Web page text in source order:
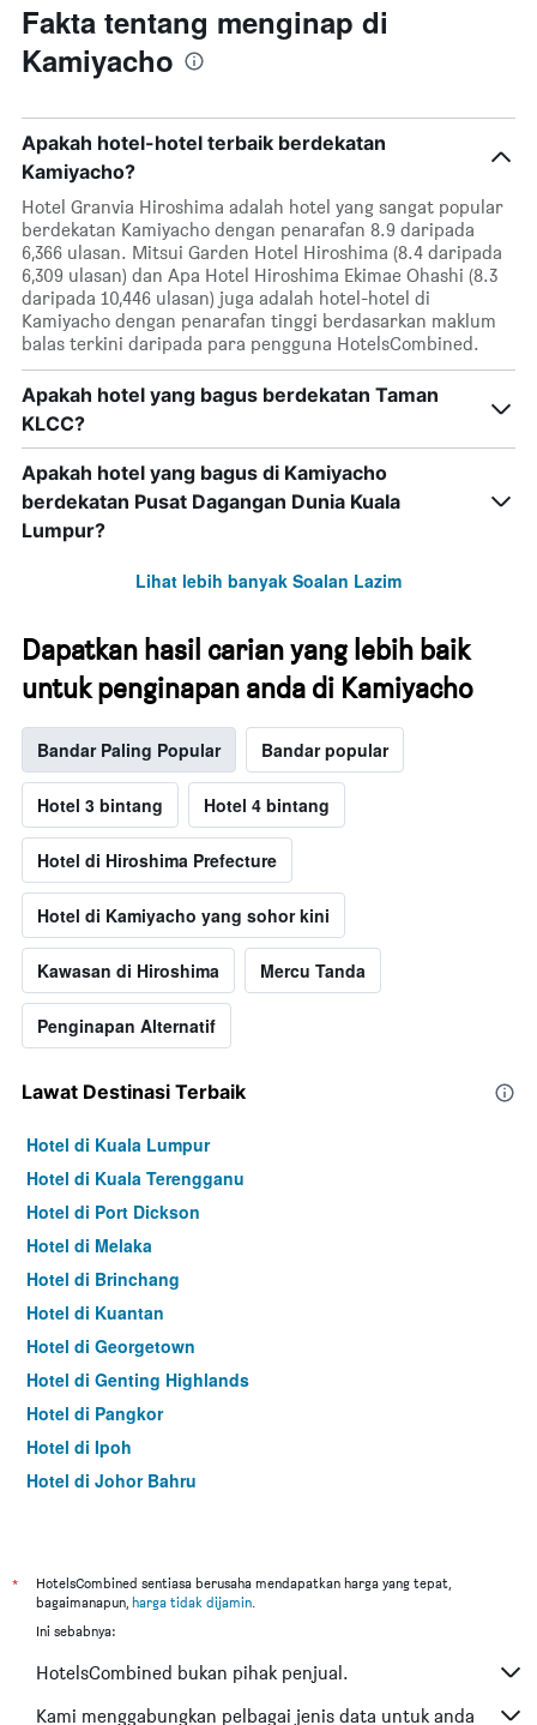
Fakta tentang menginap di
Kamiyacho
Apakah hotel-hotel terbaik berdekatan
Kamiyacho?
Hotel Granvia Hiroshima adalah hotel yang sangat popular
berdekatan Kamiyacho dengan penarafan 8.9 daripada
6,366 ulasan. Mitsui Garden Hotel Hiroshima (8.4 daripada
6,309 ulasan) dan Apa Hotel Hiroshima Ekimae Ohashi (8.3
daripada 10,446 ulasan) juga adalah hotel-hotel di
Kamiyacho dengan penarafan tinggi berdasarkan maklum
balas terkini daripada para pengguna HotelsCombined.
Apakah hotel yang bagus berdekatan Taman
KLCC?
Apakah hotel yang bagus di Kamiyacho
berdekatan Pusat Dagangan Dunia Kuala
Lumpur?
Lihat lebih banyak Soalan Lazim
Dapatkan hasil carian yang lebih baik
untuk penginapan anda di Kamiyacho
Bandar Paling Popular Bandar popular
Hotel 3 bintang Hotel 4 bintang
Hotel di Hiroshima Prefecture
Hotel di Kamiyacho yang sohor kini
Kawasan di Hiroshima Mercu Tanda
Penginapan Alternatif
Lawat Destinasi Terbaik
Hotel di Kuala Lumpur
Hotel di Kuala Terengganu
Hotel di Port Dickson
Hotel di Melaka
Hotel di Brinchang
Hotel di Kuantan
Hotel di Georgetown
Hotel di Genting Highlands
Hotel di Pangkor
Hotel di Ipoh
Hotel di Johor Bahru
Hotel di Kuching
Hotel di Tokyo
Hotel di Bangkok
Hotel di Putrajaya
*
HotelsCombined sentiasa berusaha mendapatkan harga yang tepat,
bagaimanapun, harga tidak dijamin.
Ini sebabnya:
HotelsCombined bukan pihak penjual.
Kami menggabungkan pelbagai jenis data untuk anda